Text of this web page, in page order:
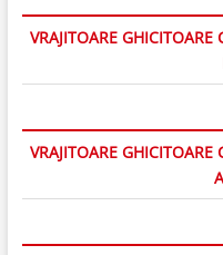
VRAJITOARE
VRAJITOARE